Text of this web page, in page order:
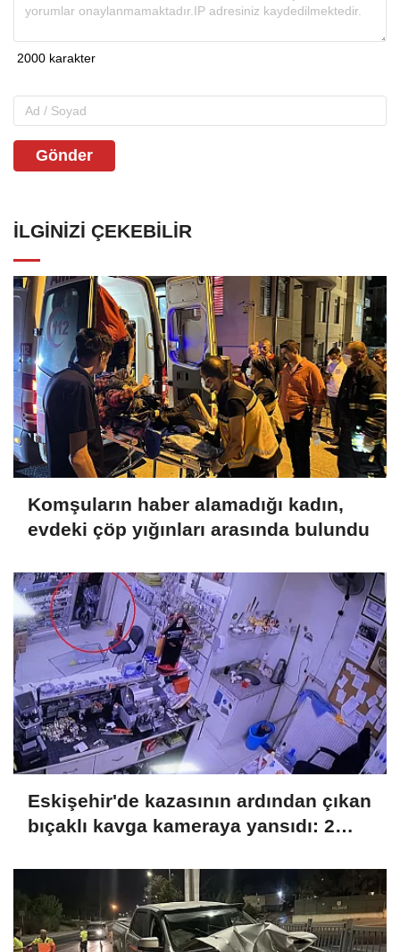
Gönder
İLGINIZI ÇEKEBILIR
Komşuların haber alamadığı kadın,
evdeki çöp yığınları arasında bulundu
Eskişehir'de kazasının ardından çıkan
bıçaklı kavga kameraya yansıdı: 2